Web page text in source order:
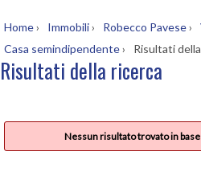
Home› Immobili› Robecco Pavese›
Casa semindipendente› Risultati
Risultati della ricerca
Nessun risultato trovato in